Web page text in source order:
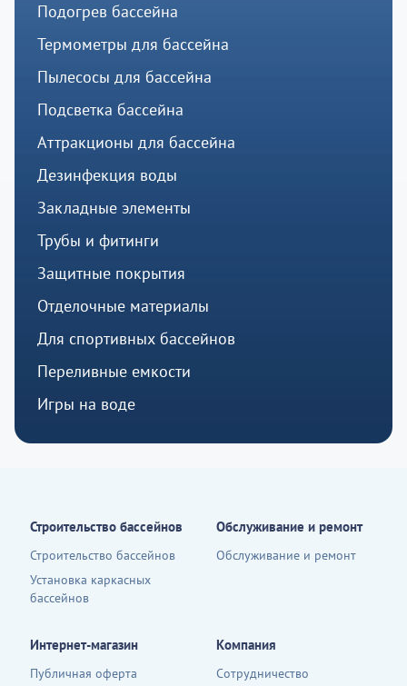
Подогрев бассейна
Термометры для бассейна
Пылесосы для бассейна
Подсветка бассейна
Аттракционы для бассейна
Дезинфекция воды
Закладные элементы
Трубы и фитинги
Защитные покрытия
Отделочные материалы
Для спортивных бассейнов
Переливные емкости
Игры на воде
Строительство бассейнов
Строительство бассейнов
Установка каркасных
бассейнов
Обслуживание и ремонт
Обслуживание и ремонт
Интернет-магазин
Публичная оферта
Компания
Сотрудничество